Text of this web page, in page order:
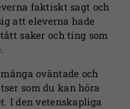
faktiskt sagt och
att eleverna hade
saker och ting som
oväntade och
som du kan höra
I den vetenskapliga